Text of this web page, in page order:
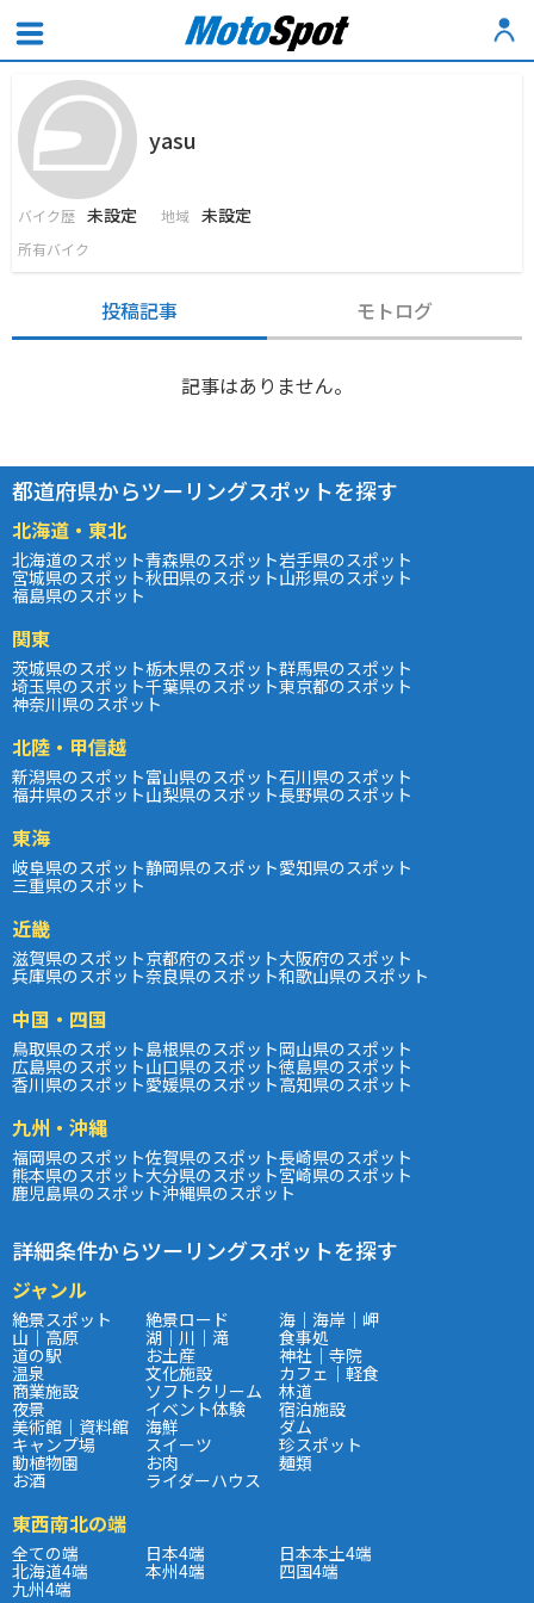
yasu
バイク歴 未設定 地域 未設定
所有バイク
投稿記事 モトログ
記事はありません。
都道府県からツーリングスポットを探す
北海道・東北
北海道のスポット青森県のスポット岩手県のスポット
宮城県のスポット秋田県のスポット山形県のスポット
福島県のスポット
関東
茨城県のスポット栃木県のスポット群馬県のスポット
埼玉県のスポット千葉県のスポット東京都のスポット
神奈川県のスポット
北陸・甲信越
新潟県のスポット富山県のスポット石川県のスポット
福井県のスポット山梨県のスポット長野県のスポット
東海
岐阜県のスポット静岡県のスポット愛知県のスポット
三重県のスポット
近畿
滋賀県のスポット京都府のスポット大阪府のスポット
兵庫県のスポット奈良県のスポット和歌山県のスポット
中国・四国
鳥取県のスポット島根県のスポット岡山県のスポット
広島県のスポット山口県のスポット徳島県のスポット
香川県のスポット愛媛県のスポット高知県のスポット
九州・沖縄
福岡県のスポット佐賀県のスポット長崎県のスポット
熊本県のスポット大分県のスポット宮崎県のスポット
鹿児島県のスポット沖縄県のスポット
詳細条件からツーリングスポットを探す
ジャンル
絶景スポット 絶景ロード 海｜海岸｜岬
山｜高原 湖｜川｜滝 食事処
道の駅 お土産 神社｜寺院
温泉 文化施設 カフェ｜軽食
商業施設 ソフトクリーム 林道
夜景 イベント体験 宿泊施設
美術館｜資料館 海鮮 ダム
キャンプ場 スイーツ 珍スポット
動植物園 お肉 麺類
お酒 ライダーハウス
東西南北の端
全ての端 日本4端 日本本土4端
北海道4端 本州4端 四国4端
九州4端